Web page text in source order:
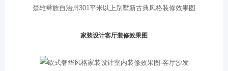
楚雄彝族自治州301平米以上别墅新古典风格装修效果图
家装设计客厅装修效果图